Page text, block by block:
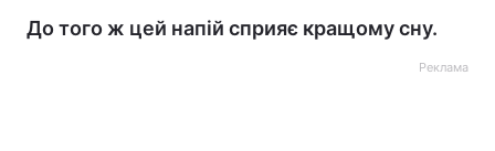
До того ж цей напій сприяє кращому сну.
Реклама